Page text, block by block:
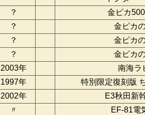
？
金ピカ
？
金ピカ
？
金ピカ
？
金ピカ
2003年
南海ラ
1997年
特別限定復刻版
2002年
E3秋田新
〃
EF-81電